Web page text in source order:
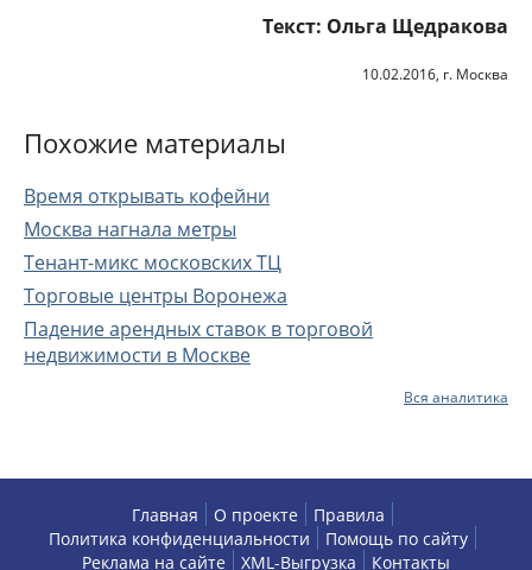
Текст: Ольга Щедракова
10.02.2016, г. Москва
Похожие материалы
Время открывать кофейни
Москва нагнала метры
Тенант-микс московских ТЦ
Торговые центры Воронежа
Падение арендных ставок в торговой
недвижимости в Москве
Вся аналитика
Главная О проекте
Правила
Политика конфиденциальности
Помощь по сайту
Реклама на сайте
XML-Выгрузка Контакты